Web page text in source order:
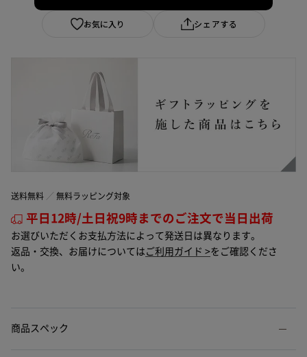
お気に入り シェアする
送料無料 無料ラッピング対象
平日12時/土日祝9時までのご注文で当日出荷
お選びいただくお支払方法によって発送日は異なります。
返品・交換、お届けについては ご利用ガイド >をご確認くださ
い。
商品スペック